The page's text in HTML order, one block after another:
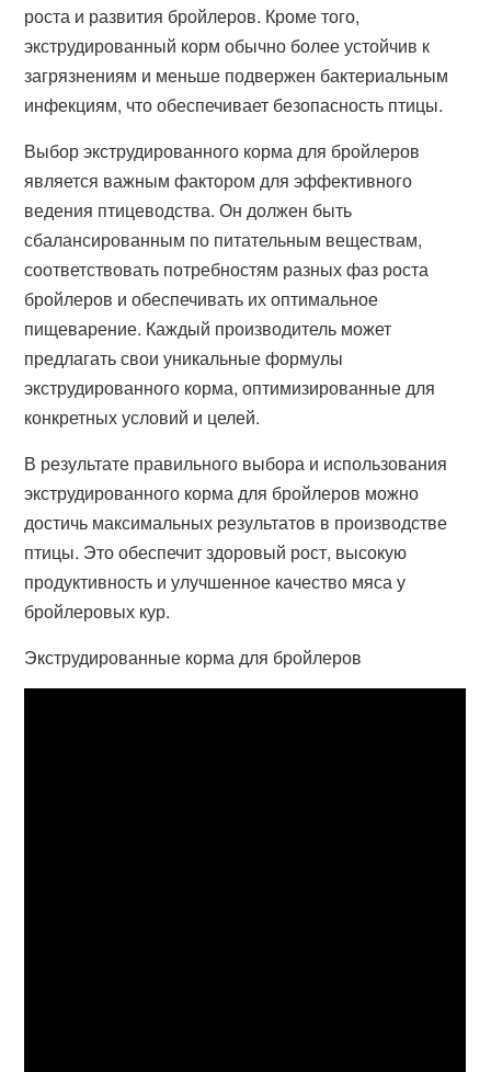
роста и развития бройлеров. Кроме того,
экструдированный корм обычно более устойчив к
загрязнениям и меньше подвержен бактериальным
инфекциям, что обеспечивает безопасность птицы.
Выбор экструдированного корма для бройлеров
является важным фактором для эффективного
ведения птицеводства. Он должен быть
сбалансированным по питательным веществам,
соответствовать потребностям разных фаз роста
бройлеров и обеспечивать их оптимальное
пищеварение. Каждый производитель может
предлагать свои уникальные формулы
экструдированного корма, оптимизированные для
конкретных условий и целей.
В результате правильного выбора и использования
экструдированного корма для бройлеров можно
достичь максимальных результатов в производстве
птицы. Это обеспечит здоровый рост, высокую
продуктивность и улучшенное качество мяса у
бройлеровых кур.
Экструдированные корма для бройлеров